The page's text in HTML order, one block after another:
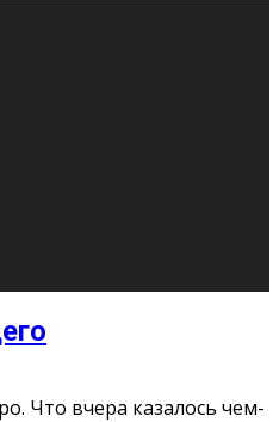
организма, когда